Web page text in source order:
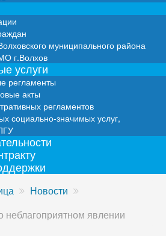
муниципального района
г.Волхов
услуги
регламенты
акты
регламентов
социально-значимых услуг,
Новости
явлении